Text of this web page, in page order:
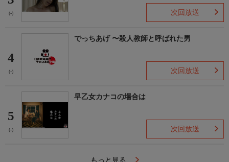
(-) 次回放送
4
(-)
でっちあげ 〜殺人教師と呼ばれた男
次回放送
5
(-)
早乙女カナコの場合は
次回放送
もっと見る